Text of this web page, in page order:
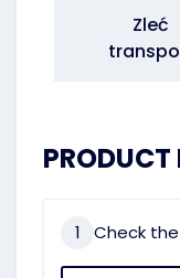
Zleć
PRODUCT
1 Check